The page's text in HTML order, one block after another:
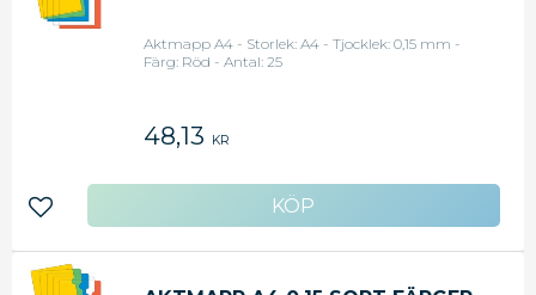
Aktmapp A4 - Storlek: A4 - Tjocklek: 0,15 mm -
Färg: Röd - Antal: 25
48,13 KR
Lägg till i favoriter